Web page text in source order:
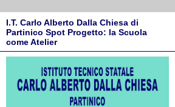
I.T. Carlo Alberto Dalla Chiesa di
Partinico Spot Progetto: la Scuola
come Atelier